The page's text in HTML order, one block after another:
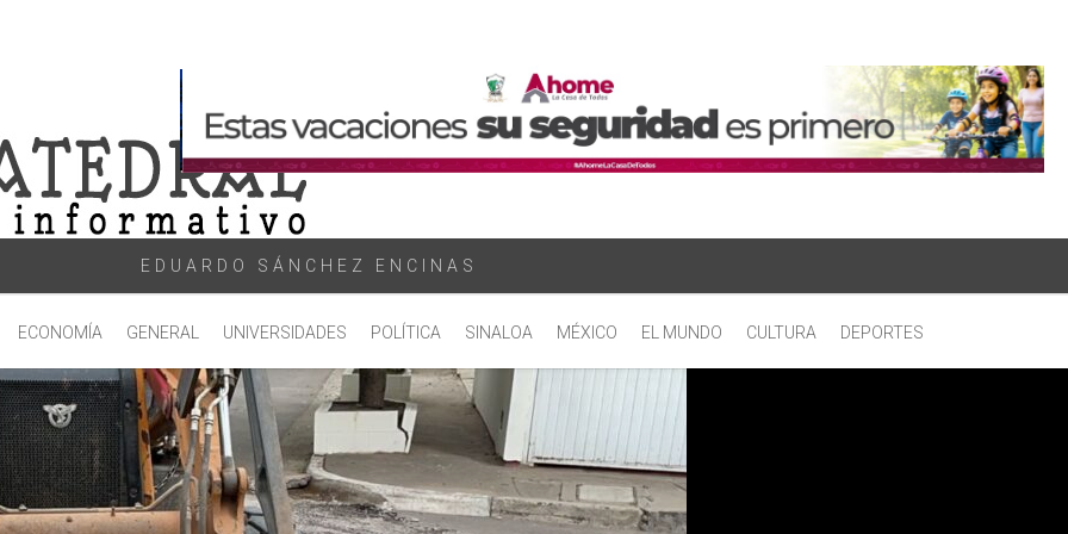
EDUARDO SÁNCHEZ ENCINAS
ECONOMÍA GENERAL UNIVERSIDADES POLÍTICA SINALOA MÉXICO EL MUNDO CULTURA DEPORTES